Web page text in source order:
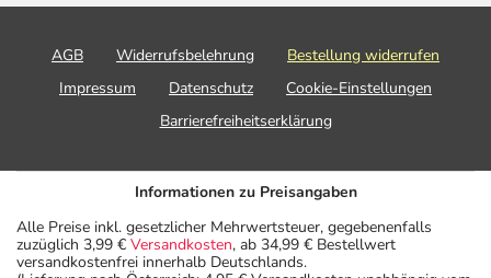
AGB Widerrufsbelehrung
Bestellung widerrufen
Impressum
Datenschutz
Cookie-Einstellungen
Barrierefreiheitserklärung
Informationen zu Preisangaben
Alle Preise inkl. gesetzlicher Mehrwertsteuer, gegebenenfalls
zuzüglich 3,99 € Versandkosten, ab 34,99 € Bestellwert
versandkostenfrei innerhalb Deutschlands.